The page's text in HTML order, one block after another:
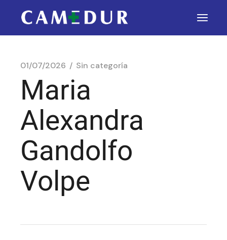
01/07/2026 Sin categoría
Maria
Alexandra
Gandolfo
Volpe